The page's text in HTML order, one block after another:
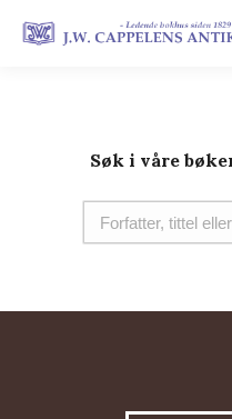
Søk i våre